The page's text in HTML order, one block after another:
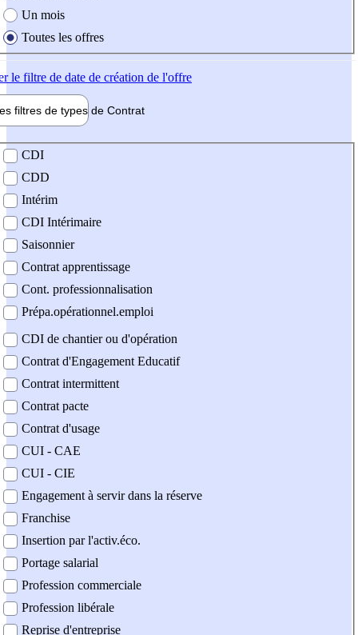
Un mois
Toutes les offres
le filtre de date de création de l'offre
filtres de types de Contrat
contrat
CDI
CDD
Intérim
CDI Intérimaire
Saisonnier
Contrat apprentissage
Cont. professionnalisation
Prépa.opérationnel.emploi
CDI de chantier ou d'opération
Contrat d'Engagement Educatif
Contrat intermittent
Contrat pacte
Contrat d'usage
CUI - CAE
CUI - CIE
Engagement à servir dans la réserve
Franchise
Insertion par l'activ.éco.
Portage salarial
Profession commerciale
Profession libérale
Reprise d'entreprise